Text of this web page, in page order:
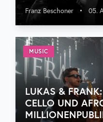
Franz Beschoner • 05.
MUSIC
LUKAS &
CELLO UND